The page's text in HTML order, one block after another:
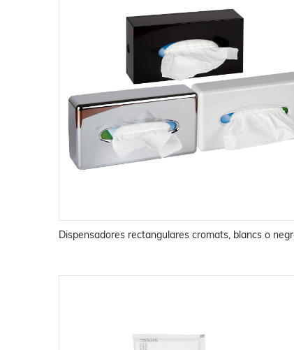
Dispensadores rectangulares cromats, blancs o